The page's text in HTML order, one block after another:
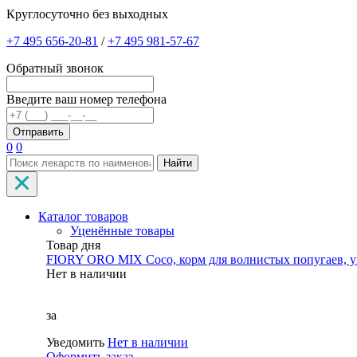
Круглосуточно без выходных
+7 495 656-20-81 /+7 495 981-57-67
Обратный звонок
Введите ваш номер телефона
0 0
Найти
Каталог товаров
Уценённые товары
Товар дня
FIORY ORO MIX Coco, корм для волнистых попугаев,
Нет в наличии
за
Уведомить Нет в наличии